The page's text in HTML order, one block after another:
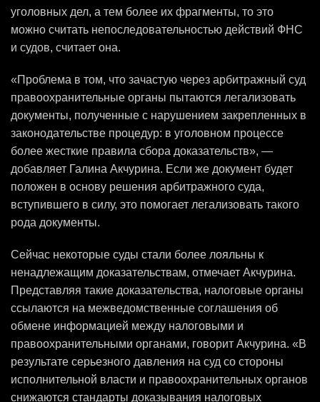
уголовных дел, а тем более их фрагменты, то это
можно считать непоследовательностью действий ФНС
и судов, считает она.
«Проблема в том, что зачастую через арбитражный суд
правоохранительные органы пытаются легализовать
документы, полученные с нарушением закрепленных в
законодательстве процедур: в уголовном процессе
более жесткие правила сбора доказательств», —
добавляет Галина Акчурина. Если же документ будет
положен в основу решения арбитражного суда,
вступившего в силу, это помогает легализовать такого
рода документы.
Сейчас некоторые суды стали более лояльны к
ненадлежащим доказательствам, отмечает Акчурина.
Представляя такие доказательства, налоговые органы
ссылаются на межведомственные соглашения об
обмене информацией между налоговыми и
правоохранительными органами, говорит Акчурина. «В
результате серьезного давления на суд со стороны
исполнительной власти и правоохранительных органов
снижаются стандарты доказывания налоговых